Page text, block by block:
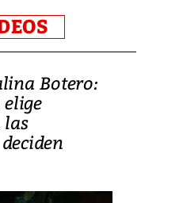
Botero:
elige